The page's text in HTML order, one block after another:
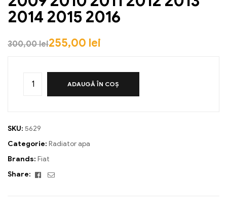
2014 2015 2016
300,00lei255,00 lei
ADAUGĂ ÎN COȘ
SKU: 5629
Categorie: Radiator apa
Brands: Fiat
Share:
Facebook
Email